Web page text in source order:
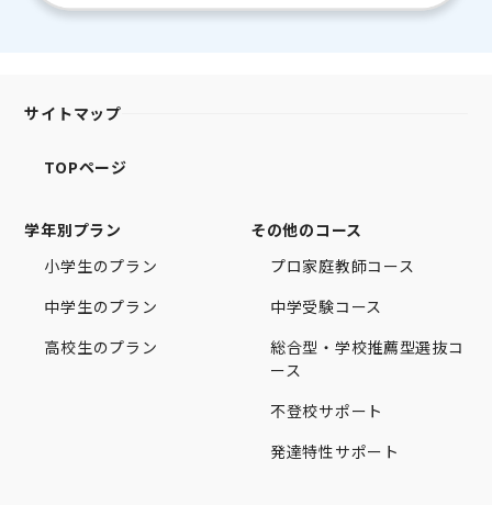
サイトマップ
TOPページ
学年別プラン
小学生のプラン
中学生のプラン
高校生のプラン
その他のコース
プロ家庭教師コース
中学受験コース
総合型・学校推薦型選抜コ
ース
不登校サポート
発達特性サポート